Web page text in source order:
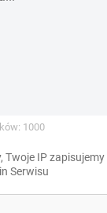
1000
Twoje IP
Serwisu